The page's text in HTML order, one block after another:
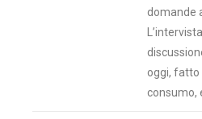
domande
oggi, fatto
consumo,